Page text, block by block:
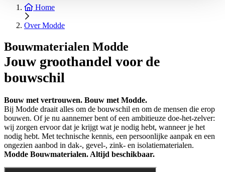
Home
Over Modde
Bouwmaterialen Modde
Jouw groothandel voor de
bouwschil
Bouw met vertrouwen. Bouw met Modde.
Bij Modde draait alles om de bouwschil en om de mensen die erop
bouwen. Of je nu aannemer bent of een ambitieuze doe-het-zelver:
wij zorgen ervoor dat je krijgt wat je nodig hebt, wanneer je het
nodig hebt. Met technische kennis, een persoonlijke aanpak en een
ongezien aanbod in dak-, gevel-, zink- en isolatiematerialen.
Modde Bouwmaterialen. Altijd beschikbaar.